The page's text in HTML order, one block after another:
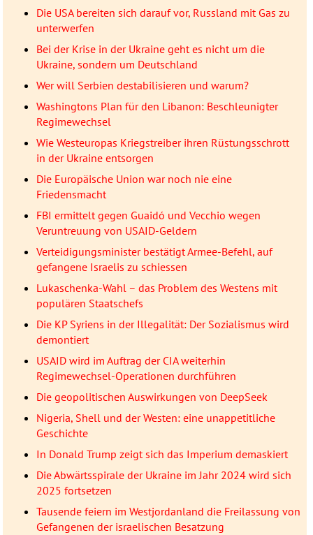
Die USA bereiten sich darauf vor, Russland mit Gas zu
unterwerfen
Bei der Krise in der Ukraine geht es nicht um die
Ukraine, sondern um Deutschland
Wer will Serbien destabilisieren und warum?
Washingtons Plan für den Libanon: Beschleunigter
Regimewechsel
Wie Westeuropas Kriegstreiber ihren Rüstungsschrott
in der Ukraine entsorgen
Die Europäische Union war noch nie eine
Friedensmacht
FBI ermittelt gegen Guaidó und Vecchio wegen
Veruntreuung von USAID-Geldern
Verteidigungsminister bestätigt Armee-Befehl, auf
gefangene Israelis zu schiessen
Lukaschenka-Wahl – das Problem des Westens mit
populären Staatschefs
Die KP Syriens in der Illegalität: Der Sozialismus wird
demontiert
USAID wird im Auftrag der CIA weiterhin
Regimewechsel-Operationen durchführen
Die geopolitischen Auswirkungen von DeepSeek
Nigeria, Shell und der Westen: eine unappetitliche
Geschichte
In Donald Trump zeigt sich das Imperium demaskiert
Die Abwärtsspirale der Ukraine im Jahr 2024 wird sich
2025 fortsetzen
Tausende feiern im Westjordanland die Freilassung von
Gefangenen der israelischen Besatzung